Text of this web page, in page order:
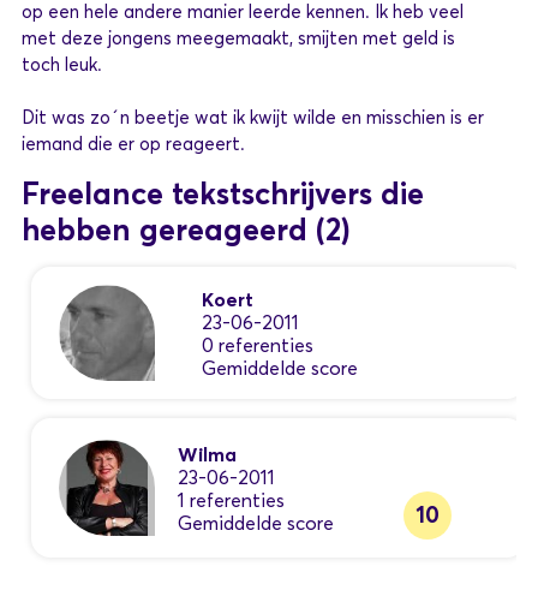
op een hele andere manier leerde kennen. Ik heb veel
met deze jongens meegemaakt, smijten met geld is
toch leuk.
Dit was zo´n beetje wat ik kwijt wilde en misschien is er
iemand die er op reageert.
Freelance tekstschrijvers die
hebben gereageerd (2)
Koert
23-06-2011
0 referenties
Gemiddelde score
Wilma
23-06-2011
1 referenties
Gemiddelde score
10